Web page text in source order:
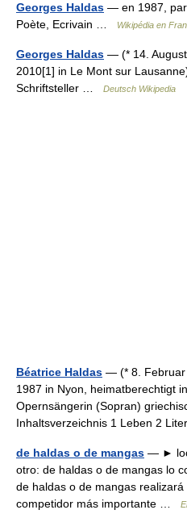
Georges Haldas — en 1987, par
Poète, Ecrivain …
Wikipédia en
Georges Haldas — (* 14.
2010[1] in Le Mont sur
Schriftsteller …
Deutsch Wikipedia
Béatrice Haldas — (* 8. Februar
1987 in Nyon, heimatberechtigt
Opernsängerin (Sopran)
Inhaltsverzeichnis 1 Leben 2
de haldas o de mangas — ►
otro: de haldas o de mangas lo
de haldas o de mangas
competidor más importante …